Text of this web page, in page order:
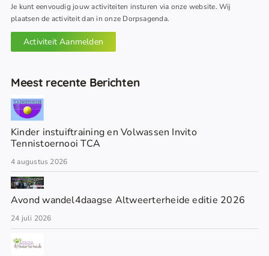
Je kunt eenvoudig jouw activiteiten insturen via onze website. Wij
plaatsen de activiteit dan in onze Dorpsagenda.
Activiteit Aanmelden
Meest recente Berichten
Kinder instuiftraining en Volwassen Invito
Tennistoernooi TCA
4 augustus 2026
Avond wandel4daagse Altweerterheide editie 2026
24 juli 2026